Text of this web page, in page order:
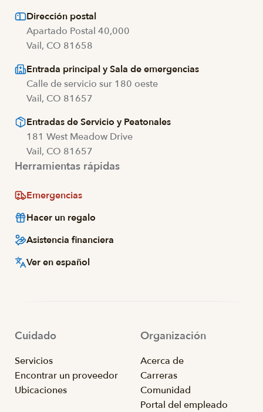
Dirección postal
Apartado Postal 40,000
Vail, CO 81658
Entrada principal y Sala de emergencias
Calle de servicio sur 180 oeste
Vail, CO 81657
Entradas de Servicio y Peatonales
181 West Meadow Drive
Vail, CO 81657
Herramientas rápidas
Emergencias
Hacer un regalo
Asistencia financiera
Ver en español
Cuidado
Servicios
Encontrar un proveedor
Ubicaciones
Organización
Acerca de
Carreras
Comunidad
Portal del empleado